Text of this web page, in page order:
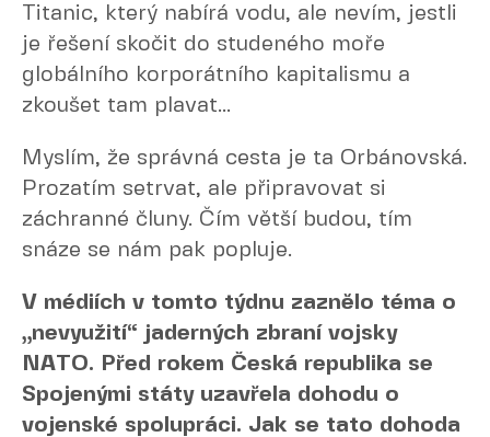
Titanic, který nabírá vodu, ale nevím, jestli
je řešení skočit do studeného moře
globálního korporátního kapitalismu a
zkoušet tam plavat...
Myslím, že správná cesta je ta Orbánovská.
Prozatím setrvat, ale připravovat si
záchranné čluny. Čím větší budou, tím
snáze se nám pak popluje.
V médiích v tomto týdnu zaznělo téma o
„nevyužití“ jaderných zbraní vojsky
NATO. Před rokem Česká republika se
Spojenými státy uzavřela dohodu o
vojenské spolupráci. Jak se tato dohoda